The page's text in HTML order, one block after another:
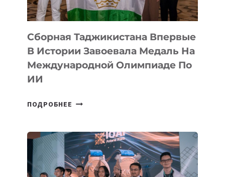
STEPPE
Сборная Таджикистана Впервые
В Истории Завоевала Медаль На
Международной Олимпиаде По
ИИ
ПОДРОБНЕЕ СБОРНАЯ
В
ИСТОРИИ
ЗАВОЕВАЛА